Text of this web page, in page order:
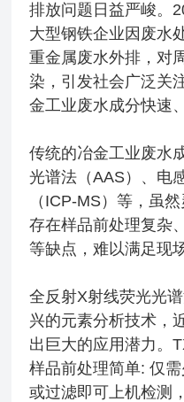
排放问题日益严峻。
大型钢铁企业因废水
重金属废水外排，对
染，引发社会广泛关
金工业废水成分快速
传统的冶金工业废水
光谱法（AAS）、电
（ICP-MS）等，虽
存在样品前处理复杂
等缺点，难以满足现
全反射X射线荧光光
兴的元素分析技术，
出巨大的应用潜力。
样品前处理简单: 仅
或过滤即可上机检测